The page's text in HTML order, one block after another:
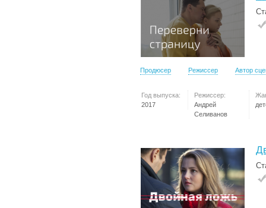
Продюсер Режиссер Автор
Год выпуска:
2017
Режиссер:
Андрей
Селиванов